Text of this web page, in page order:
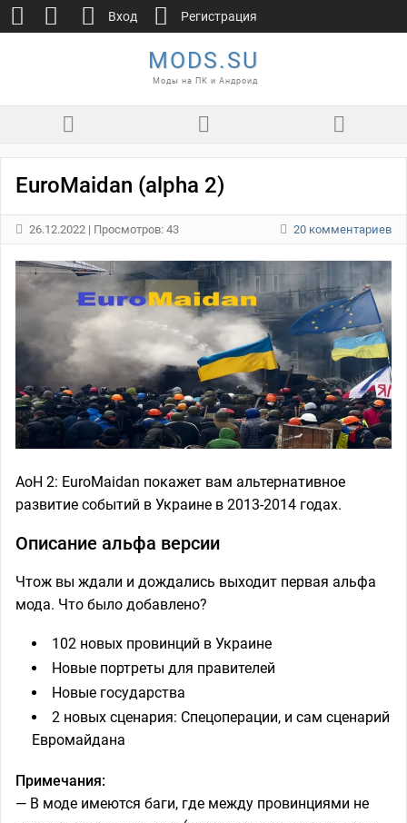
MODS.SU
Моды на ПК и Андроид
EuroMaidan (alpha 2)
26.12.2022 | Просмотров: 43 20 комментариев
AoH 2: EuroMaidan покажет вам альтернативное
развитие событий в Украине в 2013-2014 годах.
Описание альфа версии
Чтож вы ждали и дождались выходит первая альфа
мода. Что было добавлено?
102 новых провинций в Украине
Новые портреты для правителей
Новые государства
2 новых сценария: Спецоперации, и сам сценарий
Евромайдана
Примечания:
— В моде имеются баги, где между провинциями не
Вход Регистрация